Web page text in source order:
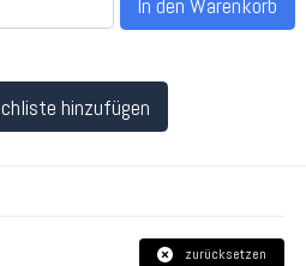
hinzufügen
zurücksetzen